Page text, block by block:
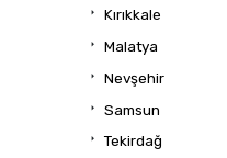
Kırıkkale
Malatya
Nevşehir
Samsun
Tekirdağ